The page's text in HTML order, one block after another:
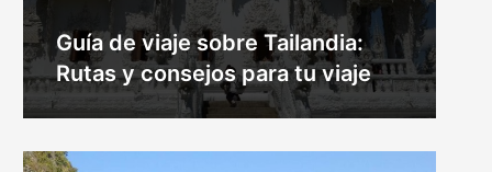
Guía de viaje sobre Tailandia:
Rutas y consejos para tu viaje